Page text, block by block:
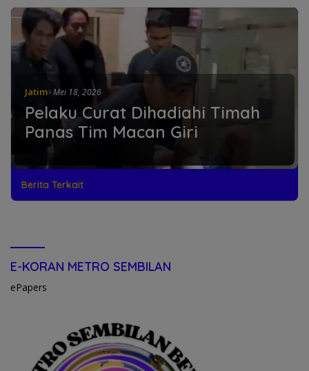
Jatim Mei 18, 2026
Pelaku Curat Dihadiahi Timah
Panas Tim Macan Giri
Berita Terkait
E-KORAN METRO SEMBILAN
ePapers